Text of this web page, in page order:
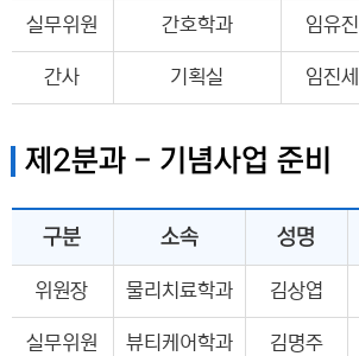
실무위원 간호학과 임유진
간사 기획실 임진세
제2분과 - 기념사업 준비
구분 소속 성명
위원장 물리치료학과 김상엽
실무위원 뷰티케어학과 김명주